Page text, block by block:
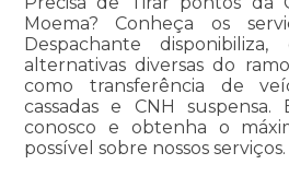
Moema? Conheça os
Despachante
alternativas diversas do
como transferência de
cassadas e CNH
conosco e obtenha o
possível sobre nossos serviços.